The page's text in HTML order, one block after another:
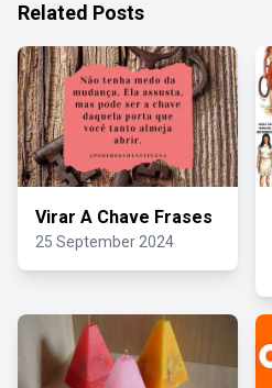
Related Posts
Virar A Chave Frases
25 September 2024